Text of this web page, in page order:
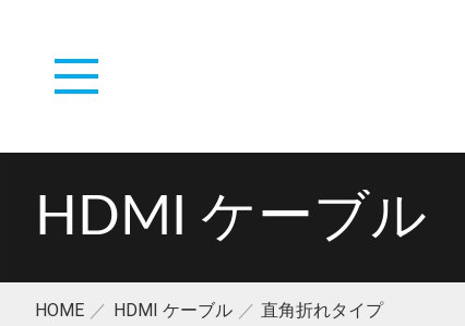
HDMI ケーブル
HOME HDMI ケーブル 直角折れタイプ